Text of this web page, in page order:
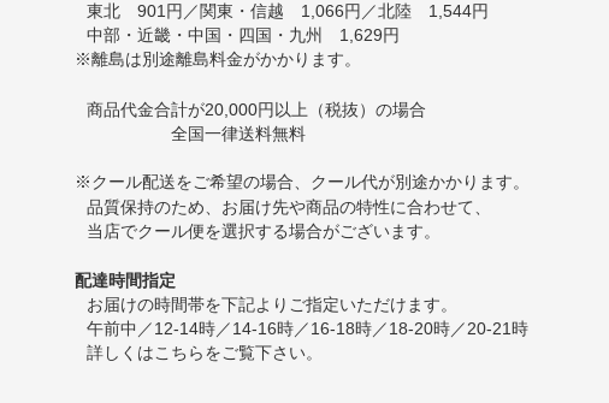
東北 901円／関東・信越 1,066円／北陸 1,544円
中部・近畿・中国・四国・九州 1,629円
※離島は別途離島料金がかかります。
商品代金合計が20,000円以上（税抜）の場合
全国一律送料無料
※クール配送をご希望の場合、クール代が別途かかります。
品質保持のため、お届け先や商品の特性に合わせて、
当店でクール便を選択する場合がございます。
配達時間指定
お届けの時間帯を下記よりご指定いただけます。
午前中／12-14時／14-16時／16-18時／18-20時／20-21時
詳しくはこちらをご覧下さい。